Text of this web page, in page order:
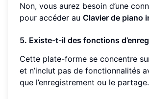
Non, vous aurez besoin d’une
pour accéder au Clavier de piano
5. Existe-t-il des fonctions
Cette plate-forme se concentre
et n’inclut pas de fonctionnalités
que l’enregistrement ou le partage.